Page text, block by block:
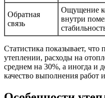
Обратная
связь
Ощущение
внутри
Статистика показывает,
утеплении, расходы на
среднем на 30%, а иногда и
качество выполнения работ